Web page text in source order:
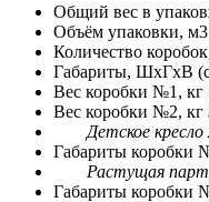
Общий вес в
Объём упаковки, м3
Количество
Габариты, ШxГxВ
Вес коробки №1, кг
Вес коробки №2, кг
Детское
Габариты коробки
Растущая
Габариты коробки